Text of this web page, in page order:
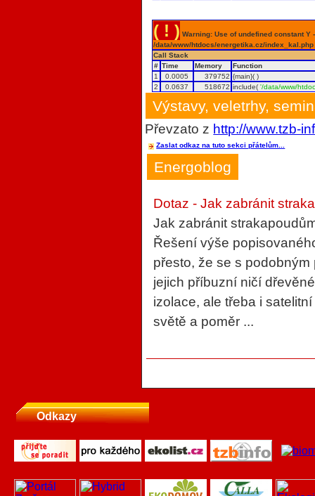
( ! ) Warning: Use of undefined constant
/data/www/htdocs/energetika.cz/
Call Stack
# Time Memory
Function
1
0.0005 379752 {main}( )
2
0.0637 518672 include('/data/www/
Výstavy, veletrhy,
Převzato z http://www.tzb-
Zaslat odkaz na tuto sekci přátelům...
Energoblog
Dotaz - Jak zabránit
Jak zabránit
Řešení výše
přesto, že se s
jejich příbuzní ničí
izolace, ale třeba i
světě a poměr ...
Odkazy